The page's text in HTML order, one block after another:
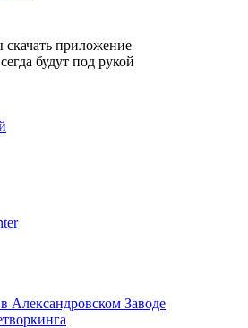
приложение
будут под рукой
Александровском Заводе